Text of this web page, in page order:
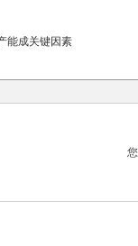
能成关键因素